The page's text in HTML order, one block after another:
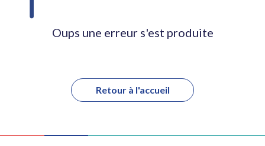
Oups une erreur s'est produite
Retour à l'accueil